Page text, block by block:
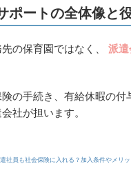
ポートの全体像と
の保育園ではなく、 派
の手続き、有給休暇の付
社が担います。
社員も社会保険に入れる？加入条件やメリ